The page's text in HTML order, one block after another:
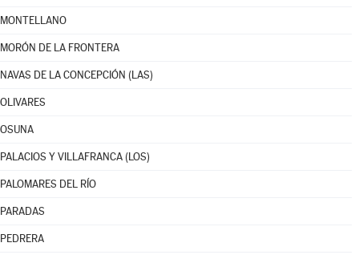
MONTELLANO
MORÓN DE LA FRONTERA
NAVAS DE LA CONCEPCIÓN (LAS)
OLIVARES
OSUNA
PALACIOS Y VILLAFRANCA (LOS)
PALOMARES DEL RÍO
PARADAS
PEDRERA